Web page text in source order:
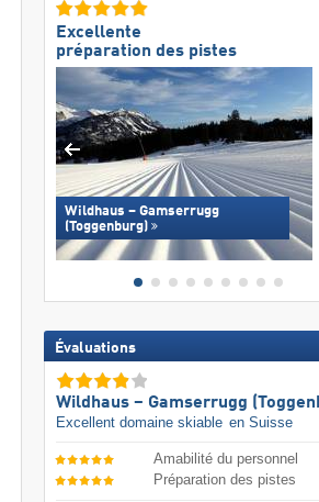
Excellente
préparation des pistes
Wildhaus – Gamserrugg
(Toggenburg)
Évaluations
Wildhaus – Gamserrugg
Excellent domaine skiable en Suisse
Amabilité du personnel
Préparation des pistes